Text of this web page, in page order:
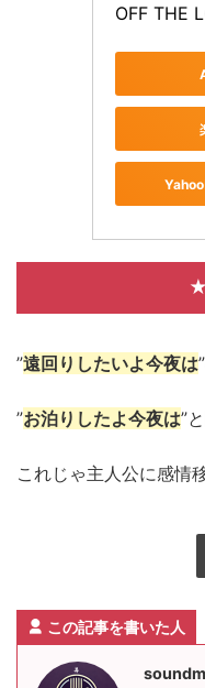
OFF THE
”遠回りしたいよ今夜は
”お泊りしたよ今夜は”
これじゃ主人公に感情
この記事を書いた人